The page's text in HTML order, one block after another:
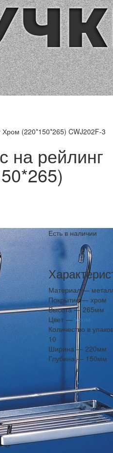
Хром (220*150*265) CWJ202F-3
на рейлинг
Есть в наличии
Материал —
Покрытие — хром
Высота — 265мм
Цвет — хром
Количество в
10
Ширина — 220мм
Глубина — 150мм